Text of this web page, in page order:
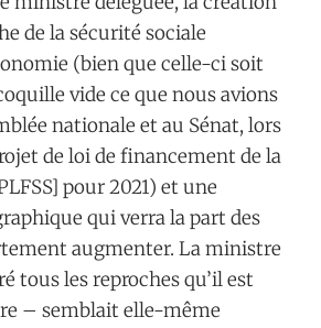
de la sécurité sociale
(bien que celle-ci soit
vide ce que nous avions
nationale et au Sénat, lors
de loi de financement de la
pour 2021) et une
qui verra la part des
augmenter. La ministre
tous les reproches qu’il est
– semblait elle-même